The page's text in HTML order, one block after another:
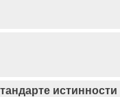
истинности